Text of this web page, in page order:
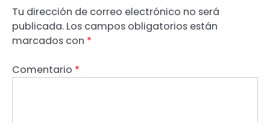
Tu dirección de correo electrónico no será
publicada. Los campos obligatorios están
marcados con *
Comentario *